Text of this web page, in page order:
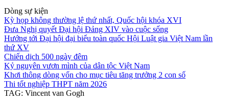
Dòng sự kiện
Kỳ họp không thường lệ thứ nhất, Quốc hội khóa XVI
Đưa Nghị quyết Đại hội Đảng XIV vào cuộc sống
Hướng tới Đại hội đại biểu toàn quốc Hội Luật gia Việt Nam lần
thứ XV
Chiến dịch 500 ngày đêm
Kỷ nguyên vươn mình của dân tộc Việt Nam
Khơi thông dòng vốn cho mục tiêu tăng trưởng 2 con số
Thi tốt nghiệp THPT năm 2026
TAG: Vincent van Gogh